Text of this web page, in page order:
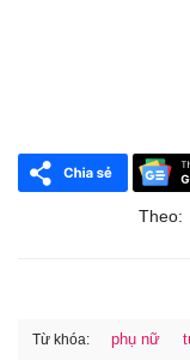
Theo:
Từ khóa: phụ nữ